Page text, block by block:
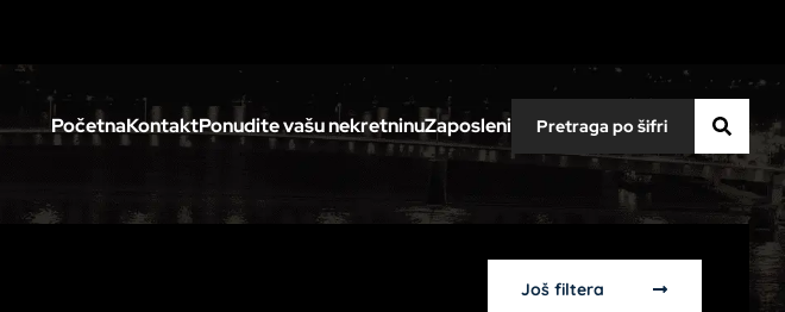
PočetnaKontaktPonudite vašu nekretninuZaposleni
Još filtera